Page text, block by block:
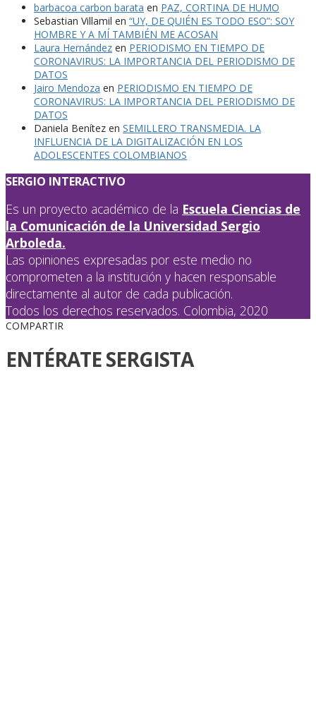
barbacoa carbon barata en PAZ, CORTINA DE HUMO
Sebastian Villamil en “UY, DE QUIÉN ES TODO ESO”: SOY
HOMBRE Y A MÍ TAMBIÉN ME ACOSAN
Laura Hernández en PERIODISMO EN TIEMPO DE
CORONAVIRUS: LA IMPORTANCIA DEL PERIODISMO DE
DATOS
Jairo Mendoza en PERIODISMO EN TIEMPO DE
CORONAVIRUS: LA IMPORTANCIA DEL PERIODISMO DE
DATOS
Daniela Benítez en SEMILLERO TRANSMEDIA. LA
INFLUENCIA DE LA DIGITALIZACIÓN EN LOS
ADOLESCENTES COLOMBIANOS
SERGIO INTERACTIVO
Es un proyecto académico de la Escuela Ciencias de
la Comunicación de la Universidad Sergio
Arboleda.
Las opiniones expresadas por este medio no
comprometen a la institución y hacen responsable
directamente al autor de cada publicación.
Todos los derechos reservados. Colombia, 2020
COMPARTIR
ENTÉRATE SERGISTA